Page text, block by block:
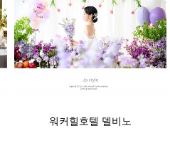
워커힐호텔 델비노